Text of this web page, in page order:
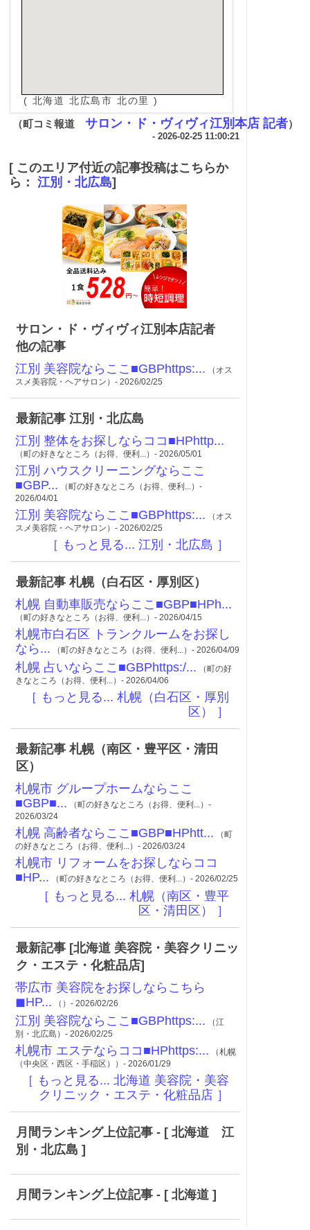
( 北海道 北広島市 北の里 )
（町コミ報道 サロン・ド・ヴィヴィ江別本店 記者）
- 2026-02-25 11:00:21
[ このエリア付近の記事投稿はこちらか
ら： 江別・北広島]
サロン・ド・ヴィヴィ江別本店記者
他の記事
江別 美容院ならここ■GBPhttps:... （オス
スメ美容院・ヘアサロン）- 2026/02/25
最新記事 江別・北広島
江別 整体をお探しならココ■HPhttp...
（町の好きなところ（お得、便利...）- 2026/05/01
江別 ハウスクリーニングならここ
■GBP... （町の好きなところ（お得、便利...）-
2026/04/01
江別 美容院ならここ■GBPhttps:... （オス
スメ美容院・ヘアサロン）- 2026/02/25
［ もっと見る... 江別・北広島 ］
最新記事 札幌（白石区・厚別区）
札幌 自動車販売ならここ■GBP■HPh...
（町の好きなところ（お得、便利...）- 2026/04/15
札幌市白石区 トランクルームをお探し
なら... （町の好きなところ（お得、便利...）- 2026/04/09
札幌 占いならここ■GBPhttps:/... （町の好
きなところ（お得、便利...）- 2026/04/06
［ もっと見る... 札幌（白石区・厚別
区） ］
最新記事 札幌（南区・豊平区・清田
区）
札幌市 グループホームならここ
■GBP■... （町の好きなところ（お得、便利...）-
2026/03/24
札幌 高齢者ならここ■GBP■HPhtt... （町
の好きなところ（お得、便利...）- 2026/03/24
札幌市 リフォームをお探しならココ
■HP... （町の好きなところ（お得、便利...）- 2026/02/25
［ もっと見る... 札幌（南区・豊平
区・清田区） ］
最新記事 [北海道 美容院・美容クリニッ
ク・エステ・化粧品店]
帯広市 美容院をお探しならこちら
◼︎HP... （）- 2026/02/26
江別 美容院ならここ■GBPhttps:... （江
別・北広島）- 2026/02/25
札幌市 エステならココ■HPhttps:... （札幌
（中央区・西区・手稲区））- 2026/01/29
［ もっと見る... 北海道 美容院・美容
クリニック・エステ・化粧品店 ］
月間ランキング上位記事 - [ 北海道 江
別・北広島 ]
月間ランキング上位記事 - [ 北海道 ]